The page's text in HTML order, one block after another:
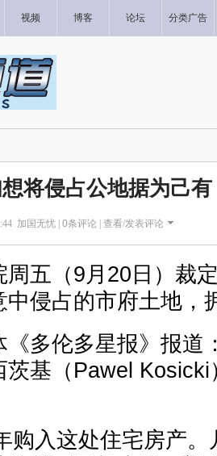
视频 博客 论坛 分类广告
将侵占公地据为己
加国无忧 | 0条评论 | 查看/发表评论
周五（9月20日）裁
中侵占的市府土地，
《多伦多星报》报道
茨基（Pawel
购入这处住宅房产